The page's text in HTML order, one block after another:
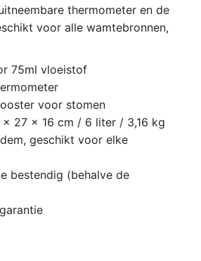
thermometer en de
voor alle wamtebronnen,
75ml vloeistof
voor stomen
27 x 16 cm / 6 liter / 3,16 kg
geschikt voor elke
bestendig (behalve de